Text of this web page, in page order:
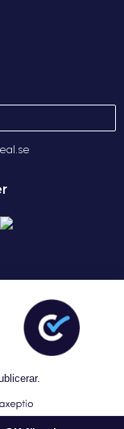
försäljningsvillkor
© 2026 Alla rättigheter